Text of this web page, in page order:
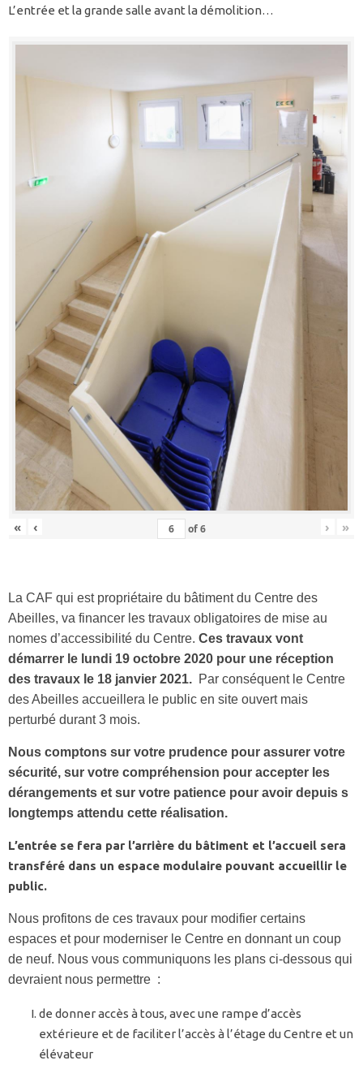
L’entrée et la grande salle avant la démolition…
« ‹ of6 › »
La CAF qui est propriétaire du bâtiment du Centre des
Abeilles, va financer les travaux obligatoires de mise au
nomes d’accessibilité du Centre. Ces travaux vont
démarrer le lundi 19 octobre 2020 pour une réception
des travaux le 18 janvier 2021. Par conséquent le Centre
des Abeilles accueillera le public en site ouvert mais
perturbé durant 3 mois.
Nous comptons sur votre prudence pour assurer votre
sécurité, sur votre compréhension pour accepter les
dérangements et sur votre patience pour avoir depuis s
longtemps attendu cette réalisation.
L’entrée se fera par l’arrière du bâtiment et l’accueil sera
transféré dans un espace modulaire pouvant accueillir le
public.
Nous profitons de ces travaux pour modifier certains
espaces et pour moderniser le Centre en donnant un coup
de neuf. Nous vous communiquons les plans ci-dessous qui
devraient nous permettre :
de donner accès à tous, avec une rampe d’accès
extérieure et de faciliter l’accès à l’étage du Centre et un
élévateur